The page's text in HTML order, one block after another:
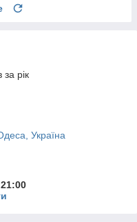
за рік
Україна